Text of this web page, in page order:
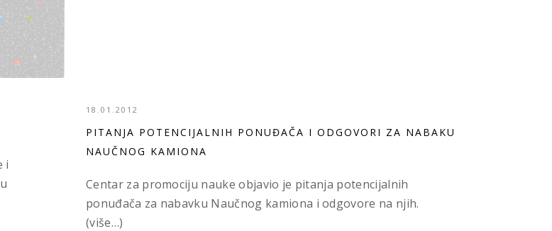
i
18.01.2012
PITANJA POTENCIJALNIH PONUĐAČA I ODGOVORI ZA NABAKU
NAUČNOG KAMIONA
Centar za promociju nauke objavio je pitanja potencijalnih
ponuđača za nabavku Naučnog kamiona i odgovore na njih.
(više…)